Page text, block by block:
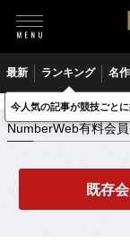
最新 ランキング 名作
NumberWeb有料会員登
NumberWeb有料会
既存
今人気の記事が競技ごと